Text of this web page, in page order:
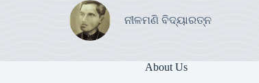
ନୀଳମଣି ବିଦ୍ୟାରତ୍ନ
About Us